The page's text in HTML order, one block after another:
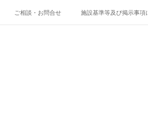
ご相談・お問合せ 施設基準等及び掲示事項